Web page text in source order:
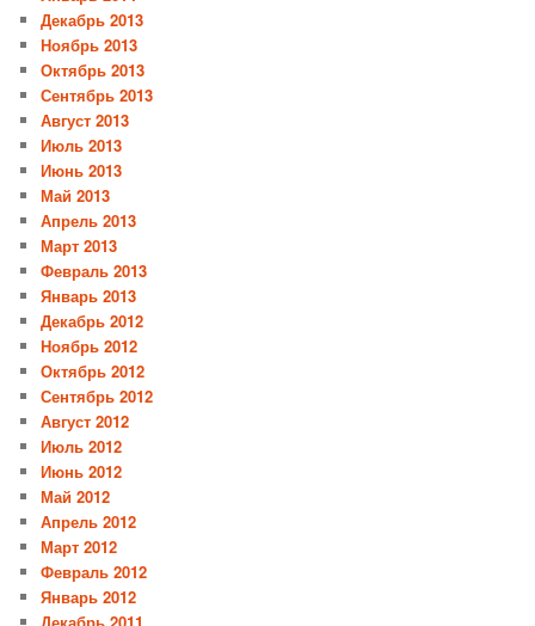
Декабрь 2013
Ноябрь 2013
Октябрь 2013
Сентябрь 2013
Август 2013
Июль 2013
Июнь 2013
Май 2013
Апрель 2013
Март 2013
Февраль 2013
Январь 2013
Декабрь 2012
Ноябрь 2012
Октябрь 2012
Сентябрь 2012
Август 2012
Июль 2012
Июнь 2012
Май 2012
Апрель 2012
Март 2012
Февраль 2012
Январь 2012